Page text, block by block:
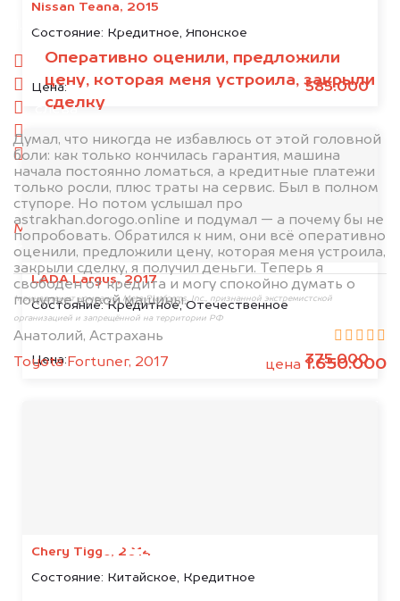
Nissan Teana, 2015
Состояние: Кредитное, Японское
Цена: 585.000
LADA Largus, 2017
Состояние:Кредитное, Отечественное
Цена: 375.000
Chery Tiggo, 2014
Состояние: Китайское, Кредитное
Оперативно оценили, предложили
цену, которая меня устроила, закрыли
сделку
Думал, что никогда не избавлюсь от этой головной
боли: как только кончилась гарантия, машина
начала постоянно ломаться, а кредитные платежи
только росли, плюс траты на сервис. Был в полном
ступоре. Но потом услышал про
astrakhan.dorogo.online и подумал — а почему бы не
попробовать. Обратился к ним, они всё оперативно
оценили, предложили цену, которая меня устроила,
закрыли сделку, я получил деньги. Теперь я
свободен от кредита и могу спокойно думать о
покупке новой машины.
Анатолий, Астрахань
Toyota Fortuner, 2017
цена 1.650.000
1. Сфотографируйте машину:
спереди
сзади
слева
справа
салон
2. Отправьте фотографии на номер
+79584983298 по WhatsApp*,
в мессенджер
MAX или на электронную почту
info@dorogo.online
*принадлежит компании Meta Platforms, Inc., признанной экстремистской
организацией и запрещённой на территории РФ
БЕСПЛАТНО
Узнайте стоимость автомобиля